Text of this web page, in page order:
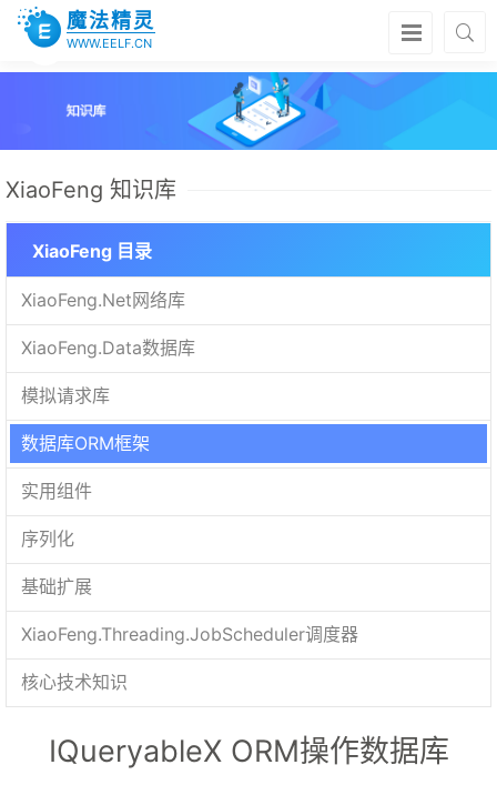
魔法精灵
WWW.EELF.CN
XiaoFeng 知识库
XiaoFeng 目录
XiaoFeng.Net网络库
XiaoFeng.Data数据库
模拟请求库
数据库ORM框架
实用组件
序列化
基础扩展
XiaoFeng.Threading.JobScheduler调度器
核心技术知识
IQueryableX ORM操作数据库